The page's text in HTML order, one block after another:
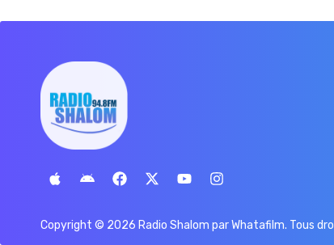
Copyright © 2026 Radio Shalom parWhatafilm. Tous